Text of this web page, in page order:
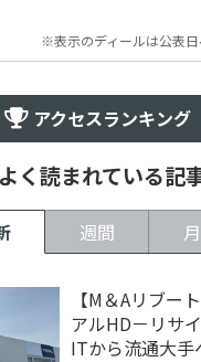
※表示のディールは公表日
アクセスランキング
よく読まれている記
週間
【M＆Aリブー
アルHD－リサイ
ITから流通大手